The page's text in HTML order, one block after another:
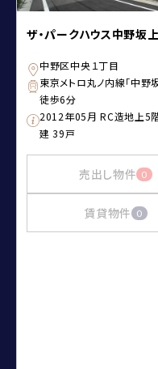
ザ・パークハウス中野坂上
中野区中央１丁目
東京メトロ丸ノ内線「中野
徒歩6分
2012年05月 RC造地上5
建 39戸
売出し物件 0
賃貸物件 0